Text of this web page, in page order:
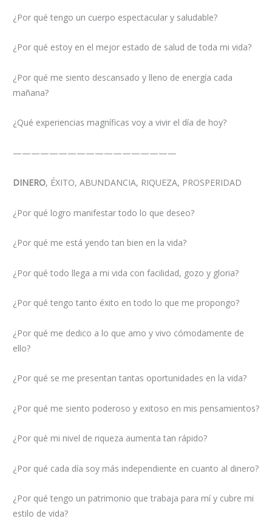
¿Por qué tengo un cuerpo espectacular y saludable?
¿Por qué estoy en el mejor estado de salud de toda mi vida?
¿Por qué me siento descansado y lleno de energía cada
mañana?
¿Qué experiencias magníficas voy a vivir el día de hoy?
——————————————————
DINERO, ÉXITO, ABUNDANCIA, RIQUEZA, PROSPERIDAD
¿Por qué logro manifestar todo lo que deseo?
¿Por qué me está yendo tan bien en la vida?
¿Por qué todo llega a mi vida con facilidad, gozo y gloria?
¿Por qué tengo tanto éxito en todo lo que me propongo?
¿Por qué me dedico a lo que amo y vivo cómodamente de
ello?
¿Por qué se me presentan tantas oportunidades en la vida?
¿Por qué me siento poderoso y exitoso en mis pensamientos?
¿Por qué mi nivel de riqueza aumenta tan rápido?
¿Por qué cada día soy más independiente en cuanto al dinero?
¿Por qué tengo un patrimonio que trabaja para mí y cubre mi
estilo de vida?